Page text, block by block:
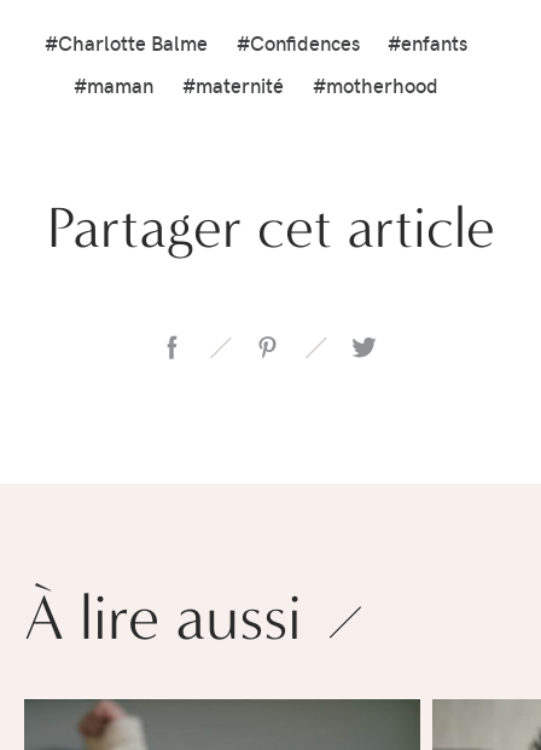
#Charlotte Balme #Confidences
#enfants
#maman
#maternité #motherhood
Partager cet article
À lire aussi